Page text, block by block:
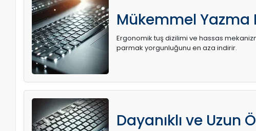
Mükemmel Yazma
Ergonomik tuş dizilimi ve hassas
parmak yorgunluğunu en aza indirir.
Dayanıklı ve Uzun